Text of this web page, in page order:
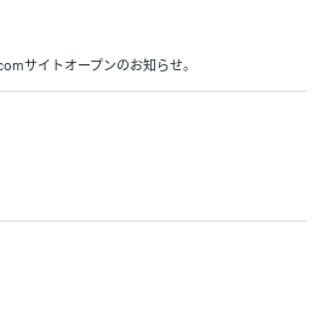
サイトオープンのお知らせ。